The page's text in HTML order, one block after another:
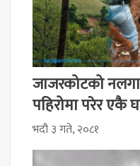
जाजरकोटको
पहिरोमा परेर एकै
भदौ ३ गते, २०८१